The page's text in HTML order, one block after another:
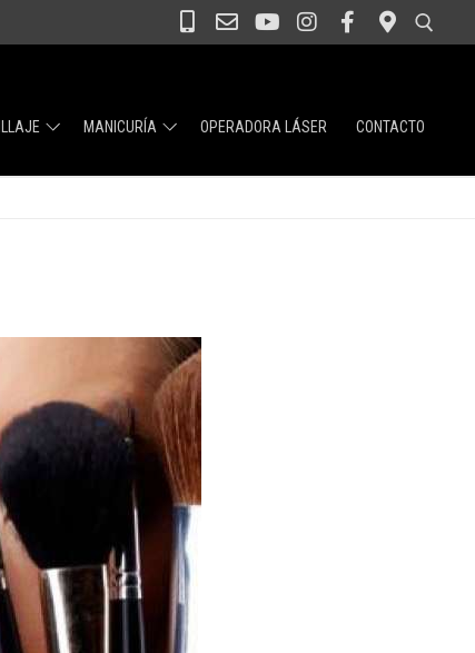
MANICURÍA OPERADORA LÁSER CONTACTO